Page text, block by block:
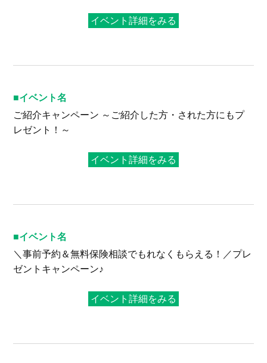
イベント詳細をみる
イベント名
ご紹介キャンペーン ～ご紹介した方・された方にもプ
レゼント！～
イベント詳細をみる
イベント名
＼事前予約＆無料保険相談でもれなくもらえる！／プレ
ゼントキャンペーン♪
イベント詳細をみる